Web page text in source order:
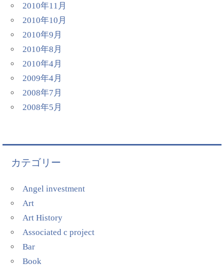
2010年11月
2010年10月
2010年9月
2010年8月
2010年4月
2009年4月
2008年7月
2008年5月
カテゴリー
Angel investment
Art
Art History
Associated c project
Bar
Book